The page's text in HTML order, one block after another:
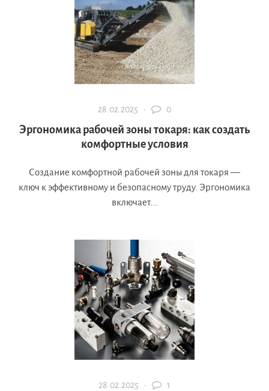
28.02.2025 · 0
Эргономика рабочей зоны токаря: как создать
комфортные условия
Создание комфортной рабочей зоны для токаря —
ключ к эффективному и безопасному труду. Эргономика
включает...
28.02.2025 · 1